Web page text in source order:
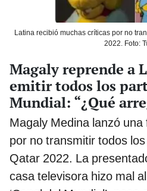
Latina recibió muchas críticas por no
2022. Foto:
Magaly reprende a
emitir todos los
Mundial: “¿Qué
Magaly Medina lanzó
por no transmitir todos
Qatar 2022. La
casa televisora hizo mal